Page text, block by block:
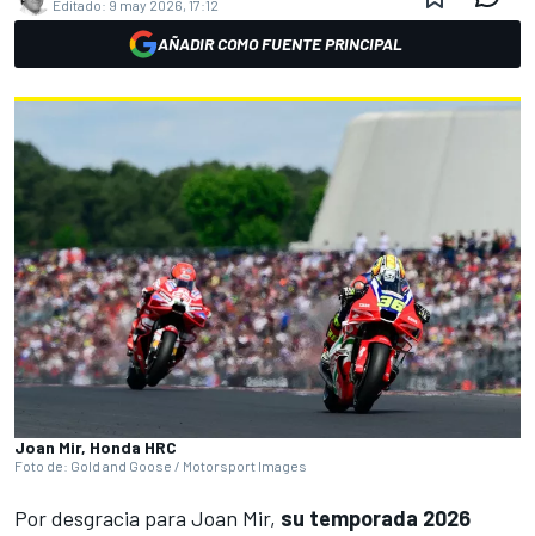
Editado: 9 may 2026, 17:12
AÑADIR COMO FUENTE PRINCIPAL
Joan Mir, Honda HRC
Foto de: Gold and Goose / Motorsport Images
Por desgracia para Joan Mir, su temporada 2026